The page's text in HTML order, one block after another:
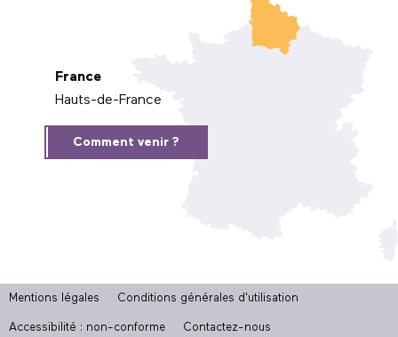
France
Hauts-de-France
Comment venir ?
Mentions légales Conditions générales d'utilisation
Accessibilité : non-conforme Contactez-nous